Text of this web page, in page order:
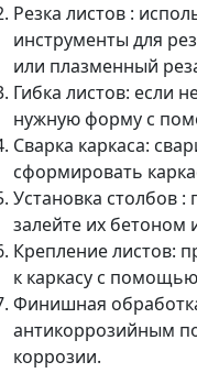
Резка листов :
инструменты для
или плазменный
Гибка листов: если
нужную форму с
Сварка каркаса:
сформировать
Установка столбов :
залейте их бетоном
Крепление листов:
к каркасу с
Финишная
антикоррозийным
коррозии.